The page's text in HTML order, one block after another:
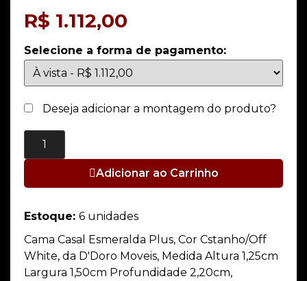
R$ 1.112,00
Selecione a forma de pagamento:
Deseja adicionar a montagem do produto?
Adicionar ao Carrinho
Estoque: 6 unidades
Cama Casal Esmeralda Plus, Cor Cstanho/Off
White, da D'Doro Moveis, Medida Altura 1,25cm
Largura 1,50cm Profundidade 2,20cm,